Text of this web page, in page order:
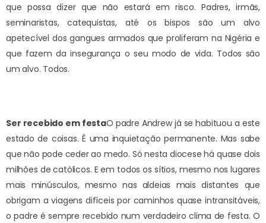
que possa dizer que não estará em risco. Padres, irmãs,
seminaristas, catequistas, até os bispos são um alvo
apetecível dos gangues armados que proliferam na Nigéria e
que fazem da insegurança o seu modo de vida. Todos são
um alvo. Todos.
Ser recebido em festaO padre Andrew já se habituou a este
estado de coisas. É uma inquietação permanente. Mas sabe
que não pode ceder ao medo. Só nesta diocese há quase dois
milhões de católicos. E em todos os sítios, mesmo nos lugares
mais minúsculos, mesmo nas aldeias mais distantes que
obrigam a viagens difíceis por caminhos quase intransitáveis,
o padre é sempre recebido num verdadeiro clima de festa. O